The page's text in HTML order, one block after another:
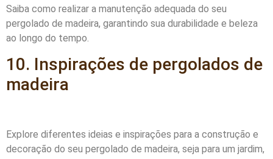
Saiba como realizar a manutenção adequada do seu
pergolado de madeira, garantindo sua durabilidade e beleza
ao longo do tempo.
10. Inspirações de pergolados de
madeira
Explore diferentes ideias e inspirações para a construção e
decoração do seu pergolado de madeira, seja para um jardim,